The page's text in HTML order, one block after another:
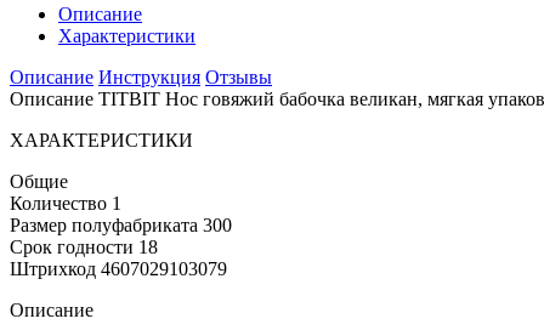
Описание
Характеристики
Описание Инструкция Отзывы
Описание TITBIT Нос говяжий бабочка великан, мягкая
ХАРАКТЕРИСТИКИ
Общие
Количество 1
Размер полуфабриката 300
Срок годности 18
Штрихкод 4607029103079
Описание